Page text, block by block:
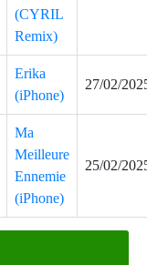
(CYRIL
Remix)
Erika
(iPhone)
27/02/
Ma
Meilleure
Ennemie
(iPhone)
25/02/